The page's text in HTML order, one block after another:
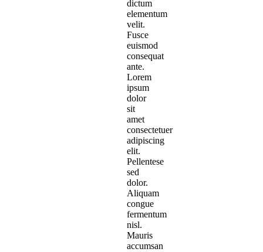
dictum
elementum
velit.
Fusce
euismod
consequat
ante.
Lorem
ipsum
dolor
sit
amet
consectetuer
adipiscing
elit.
Pellentese
sed
dolor.
Aliquam
congue
fermentum
nisl.
Mauris
accumsan